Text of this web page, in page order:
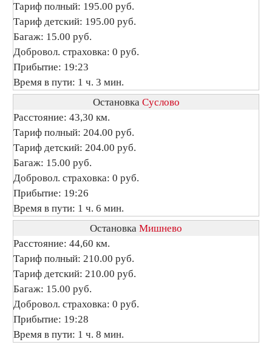
Тариф полный: 195.00 руб.
Тариф детский: 195.00 руб.
Багаж: 15.00 руб.
Добровол. страховка: 0 руб.
Прибытие: 19:23
Время в пути: 1 ч. 3 мин.
Остановка Суслово
Расстояние: 43,30 км.
Тариф полный: 204.00 руб.
Тариф детский: 204.00 руб.
Багаж: 15.00 руб.
Добровол. страховка: 0 руб.
Прибытие: 19:26
Время в пути: 1 ч. 6 мин.
Остановка Мишнево
Расстояние: 44,60 км.
Тариф полный: 210.00 руб.
Тариф детский: 210.00 руб.
Багаж: 15.00 руб.
Добровол. страховка: 0 руб.
Прибытие: 19:28
Время в пути: 1 ч. 8 мин.